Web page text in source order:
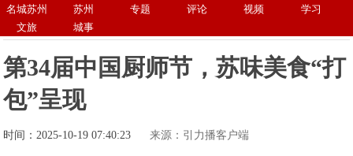
名城苏州 苏州 专题 评论 视频
学习
文旅
城事
第34届中国厨师节，苏味美食“打
包”呈现
时间：2025-10-19 07:40:23 来源：引力播客户端